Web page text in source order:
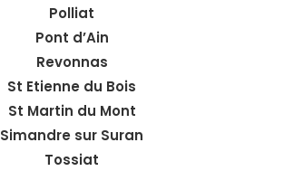
Polliat
Pont d’Ain
Revonnas
St Etienne du Bois
St Martin du Mont
Simandre sur Suran
Tossiat